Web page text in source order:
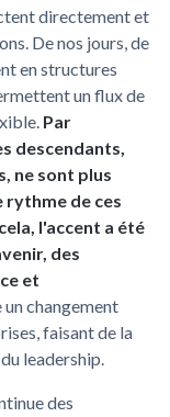
directement et
De nos jours, de
en structures
un flux de
Par
descendants,
ne sont plus
rythme de ces
l'accent a été
des
et
changement
faisant de la
leadership.
des